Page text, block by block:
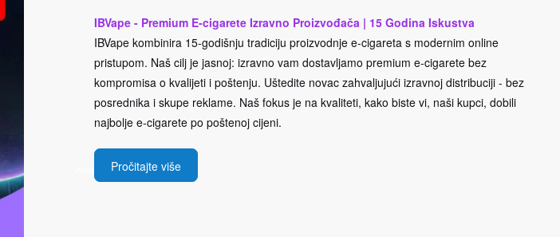
IBVape - Premium E-cigarete Izravno Proizvođača | 15 Godina Iskustva
IBVape kombinira 15-godišnju tradiciju proizvodnje e-cigareta s modernim online
pristupom. Naš cilj je jasnoj: izravno vam dostavljamo premium e-cigarete bez
kompromisa o kvalijeti i poštenju. Uštedite novac zahvaljujući izravnoj distribuciji - bez
posrednika i skupe reklame. Naš fokus je na kvaliteti, kako biste vi, naši kupci, dobili
najbolje e-cigarete po poštenoj cijeni.
Pročitajte više